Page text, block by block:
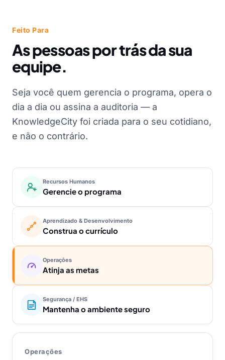
Feito Para
As pessoas por trás da sua
equipe.
Seja você quem gerencia o programa, opera o
dia a dia ou assina a auditoria — a
KnowledgeCity foi criada para o seu cotidiano,
e não o contrário.
Recursos Humanos
Gerencie o programa
Aprendizado & Desenvolvimento
Construa o currículo
Operações
Atinja as metas
Segurança / EHS
Mantenha o ambiente seguro
Operações